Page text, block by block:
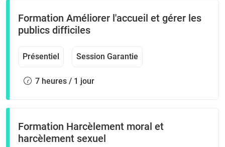
Formation Améliorer l'accueil et gérer les
publics difficiles
Présentiel Session Garantie
7 heures / 1 jour
Formation Harcèlement moral et
harcèlement sexuel